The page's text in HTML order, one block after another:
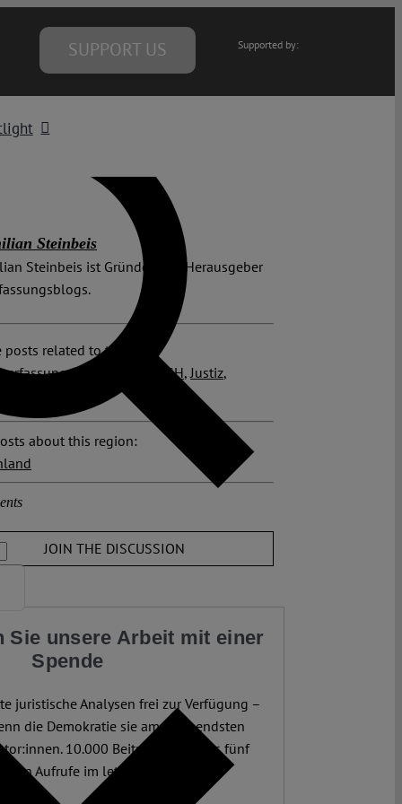
SUPPORT US Supported by:
Steinbeis
Steinbeis ist Gründer und Herausgeber
posts related to this:
EuGH, Justiz,
about this region:
JOIN THE DISCUSSION
Sie unsere Arbeit mit einer
Spende
juristische Analysen frei zur Verfügung –
die Demokratie sie am dringendsten
10.000 Beiträge. Mehr als fünf
Aufrufe im letzten Jahr.